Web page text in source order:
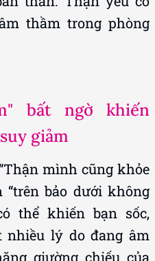
giảm
mình cũng khỏe
bảo dưới không
thể khiến bạn sốc,
nhiều lý do đang âm
giường chiếu của